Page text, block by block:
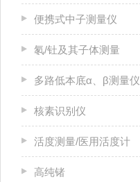
便携式中子测量仪
氡/钍及其子体测量
多路低本底α、β测量仪
核素识别仪
活度测量/医用活度计
高纯锗